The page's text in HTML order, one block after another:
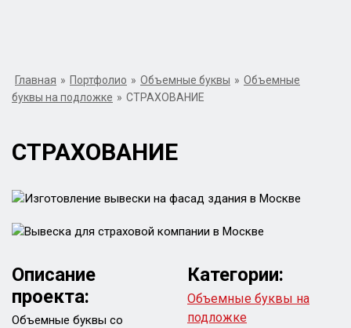
Главная » Портфолио » Объемные буквы » Объемные
буквы на подложке » СТРАХОВАНИЕ
СТРАХОВАНИЕ
Описание
проекта:
Объемные буквы со
Категории:
Объемные буквы на
подложке